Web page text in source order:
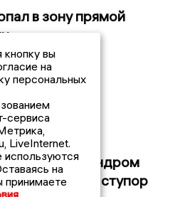
в зону прямой
с Александром
впал в ступор
вы
на
персональных
сервиса
LiveInternet.
используются
на
принимаете